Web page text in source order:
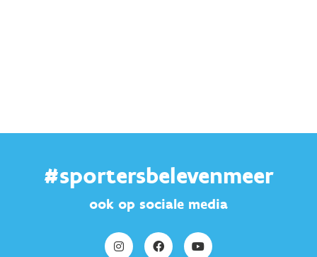
#sportersbelevenmeer
ook op sociale media